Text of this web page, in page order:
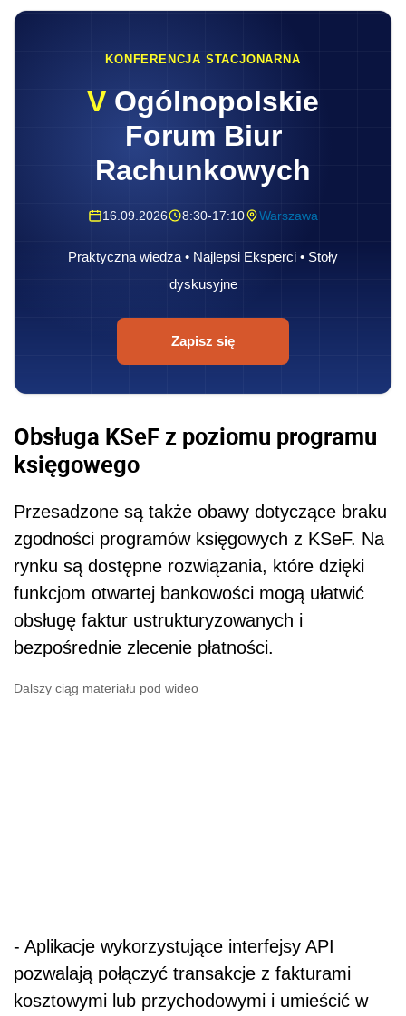
KONFERENCJA STACJONARNA
V Ogólnopolskie
Forum Biur
Rachunkowych
16.09.2026 8:30-17:10 Warszawa
Praktyczna wiedza • Najlepsi Eksperci • Stoły
dyskusyjne
Zapisz się
Obsługa KSeF z poziomu programu
księgowego
Przesadzone są także obawy dotyczące braku
zgodności programów księgowych z KSeF. Na
rynku są dostępne rozwiązania, które dzięki
funkcjom otwartej bankowości mogą ułatwić
obsługę faktur ustrukturyzowanych i
bezpośrednie zlecenie płatności.
Dalszy ciąg materiału pod wideo
- Aplikacje wykorzystujące interfejsy API
pozwalają połączyć transakcje z fakturami
kosztowymi lub przychodowymi i umieścić w